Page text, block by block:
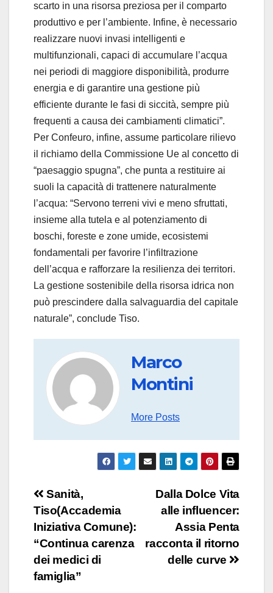
scarto in una risorsa preziosa per il comparto
produttivo e per l’ambiente. Infine, è necessario
realizzare nuovi invasi intelligenti e
multifunzionali, capaci di accumulare l’acqua
nei periodi di maggiore disponibilità, produrre
energia e di garantire una gestione più
efficiente durante le fasi di siccità, sempre più
frequenti a causa dei cambiamenti climatici”.
Per Confeuro, infine, assume particolare rilievo
il richiamo della Commissione Ue al concetto di
“paesaggio spugna”, che punta a restituire ai
suoli la capacità di trattenere naturalmente
l’acqua: “Servono terreni vivi e meno sfruttati,
insieme alla tutela e al potenziamento di
boschi, foreste e zone umide, ecosistemi
fondamentali per favorire l’infiltrazione
dell’acqua e rafforzare la resilienza dei territori.
La gestione sostenibile della risorsa idrica non
può prescindere dalla salvaguardia del capitale
naturale”, conclude Tiso.
Marco
Montini
More Posts
Navigazione
articoli
Dalla Dolce Vita
alle influencer:
Assia Penta
racconta il ritorno
delle curve
Sanità,
Tiso(Accademia
Iniziativa Comune):
“Continua carenza
dei medici di
famiglia”